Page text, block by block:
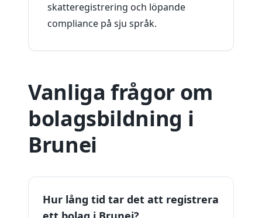
skatteregistrering och löpande
compliance på sju språk.
Vanliga frågor om
bolagsbildning i
Brunei
Hur lång tid tar det att registrera